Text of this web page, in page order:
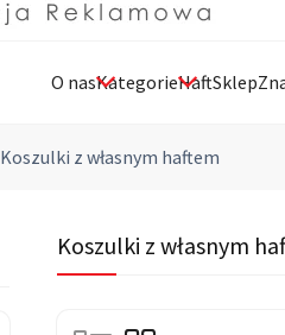
O nasKategorieHaftSklep
Koszulki z własnym haftem
Koszulki z własnym